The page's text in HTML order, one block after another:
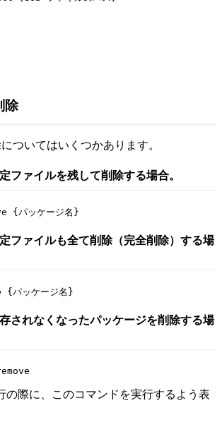
除
ついてはいくつかあります。
ファイルを残して削除する場合。
{パッケージ名}
ファイルも全て削除（完全削除）する場
ッケージ名}
されなくなったパッケージを削除する場
の際に、このコマンドを実行するよう表